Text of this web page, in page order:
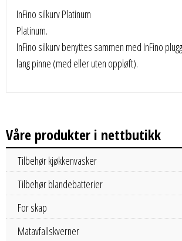
InFino silkurv Platinum
Platinum.
InFino silkurv benyttes sammen med InFino
lang pinne (med eller uten oppløft).
Våre produkter i nettbutikk
Tilbehør kjøkkenvasker
Tilbehør blandebatterier
For skap
Matavfallskverner